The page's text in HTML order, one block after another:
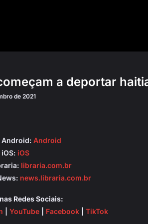
a deportar
de 2021
Android: Android
iOS
libraria.com.br
news.libraria.com.br
Redes Sociais:
YouTube Facebook TikTok